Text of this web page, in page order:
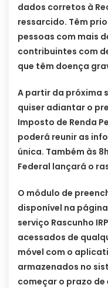
dados corretos à
ressarcido. Têm
pessoas com mais
contribuintes com
que têm doença
A partir da próxima
quiser adiantar o
Imposto de Renda
poderá reunir as
única. Também às
Federal lançará o
O módulo de
disponível na
serviço Rascunho
acessados de
móvel com o
armazenados no
começar o prazo